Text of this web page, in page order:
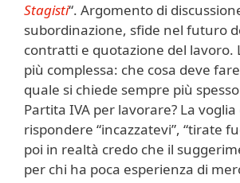
Stagisti“. Argomento di
subordinazione, sfide nel futuro
contratti e quotazione del lavoro.
più complessa: che cosa deve
quale si chiede sempre più
Partita IVA per lavorare? La voglia
rispondere “incazzatevi”, “tirate
poi in realtà credo che il
per chi ha poca esperienza di